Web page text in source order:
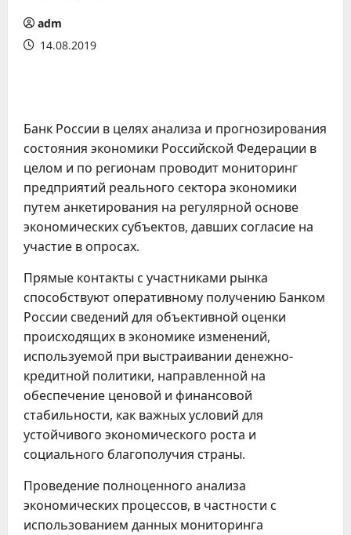
adm
14.08.2019
Банк России в целях анализа и прогнозирования
состояния экономики Российской Федерации в
целом и по регионам проводит мониторинг
предприятий реального сектора экономики
путем анкетирования на регулярной основе
экономических субъектов, давших согласие на
участие в опросах.
Прямые контакты с участниками рынка
способствуют оперативному получению Банком
России сведений для объективной оценки
происходящих в экономике изменений,
используемой при выстраивании денежно-
кредитной политики, направленной на
обеспечение ценовой и финансовой
стабильности, как важных условий для
устойчивого экономического роста и
социального благополучия страны.
Проведение полноценного анализа
экономических процессов, в частности с
использованием данных мониторинга